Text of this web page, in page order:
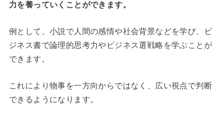
力を養っていくことができます。
例として、小説で人間の感情や社会背景などを学び、ビ
ジネス書で論理的思考力やビジネス選戦略を学ぶことが
できます。
これにより物事を一方向からではなく、広い視点で判断
できるようになります。